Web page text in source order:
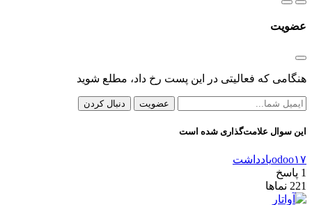
عضویت
هنگامی که فعالیتی در این پست رخ داد، مطلع شوید
عضویت دنبال کردن
این سوال علامت‌گذاری شده است
odoo۱۷یادداشت
1 پاسخ
221 نماها